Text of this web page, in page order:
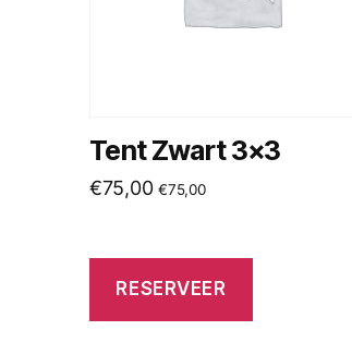
Tent Zwart 3×3
€75,00 €75,00
RESERVEER